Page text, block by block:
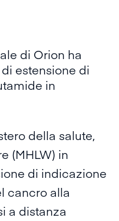
di Orion ha
estensione di
in
della salute,
(MHLW) in
di indicazione
cancro alla
a distanza